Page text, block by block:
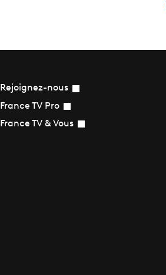
Rejoignez-nous
France TV Pro
France TV & Vous